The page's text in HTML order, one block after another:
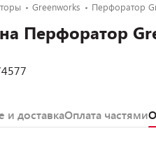
Greenworks Перфоратор
Перфоратор
и доставкаОплата частями